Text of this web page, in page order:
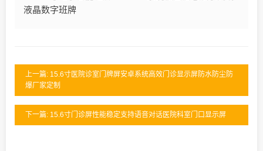
液晶数字班牌
上一篇: 15.6寸医院诊室门牌屏安卓系统高效门诊显示屏防水防尘防
爆厂家定制
下一篇: 15.6寸门诊屏性能稳定支持语音对话医院科室门口显示屏